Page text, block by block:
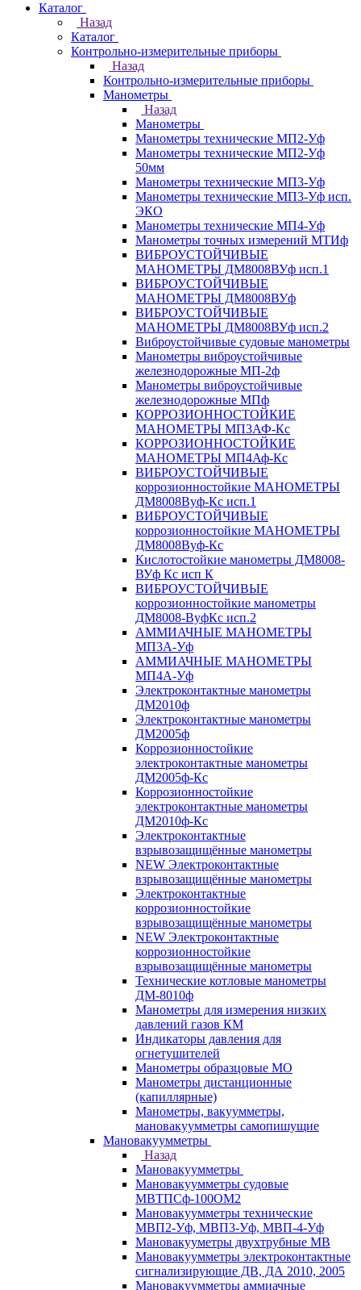
Каталог
Назад
Каталог
Контрольно-измерительные приборы
Назад
Контрольно-измерительные приборы
Манометры
Назад
Манометры
Манометры технические МП2-Уф
Манометры технические МП2-Уф
50мм
Манометры технические МП3-Уф
Манометры технические МП3-Уф исп.
ЭКО
Манометры технические МП4-Уф
Манометры точных измерений МТИф
ВИБРОУСТОЙЧИВЫЕ
МАНОМЕТРЫ ДМ8008ВУф исп.1
ВИБРОУСТОЙЧИВЫЕ
МАНОМЕТРЫ ДМ8008ВУф
ВИБРОУСТОЙЧИВЫЕ
МАНОМЕТРЫ ДМ8008ВУф исп.2
Виброустойчивые судовые манометры
Манометры виброустойчивые
железнодорожные МП-2ф
Манометры виброустойчивые
железнодорожные МПф
КОРРОЗИОННОСТОЙКИЕ
МАНОМЕТРЫ МП3АФ-Кс
КОРРОЗИОННОСТОЙКИЕ
МАНОМЕТРЫ МП4Аф-Кс
ВИБРОУСТОЙЧИВЫЕ
коррозионностойкие МАНОМЕТРЫ
ДМ8008Вуф-Кс исп.1
ВИБРОУСТОЙЧИВЫЕ
коррозионностойкие МАНОМЕТРЫ
ДМ8008Вуф-Кс
Кислотостойкие манометры ДМ8008-
ВУф Кс исп К
ВИБРОУСТОЙЧИВЫЕ
коррозионностойкие манометры
ДМ8008-ВуфКс исп.2
АММИАЧНЫЕ МАНОМЕТРЫ
МП3А-Уф
АММИАЧНЫЕ МАНОМЕТРЫ
МП4А-Уф
Электроконтактные манометры
ДМ2010ф
Электроконтактные манометры
ДМ2005ф
Коррозионностойкие
электроконтактные манометры
ДМ2005ф-Кс
Коррозионностойкие
электроконтактные манометры
ДМ2010ф-Кс
Электроконтактные
взрывозащищённые манометры
NEW Электроконтактные
взрывозащищённые манометры
Электроконтактные
коррозионностойкие
взрывозащищённые манометры
NEW Электроконтактные
коррозионностойкие
взрывозащищённые манометры
Технические котловые манометры
ДМ-8010ф
Манометры для измерения низких
давлений газов КМ
Индикаторы давления для
огнетушителей
Манометры образцовые МО
Манометры дистанционные
(капиллярные)
Манометры, вакуумметры,
мановакуумметры самопишущие
Мановакуумметры
Назад
Мановакуумметры
Мановакуумметры судовые
МВТПСф-100ОМ2
Мановакуумметры технические
МВП2-Уф, МВП3-Уф, МВП-4-Уф
Мановакууметры двухтрубные МВ
Мановакуумметры электроконтактные
сигнализирующие ДВ, ДА 2010, 2005
Мановакуумметры аммиачные